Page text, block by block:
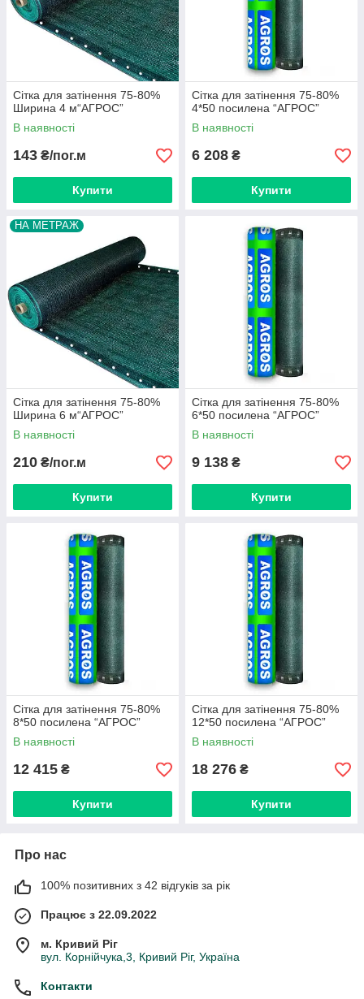
Сітка для затінення 75-80%
Ширина 4 м“AГРОС”
В наявності
143 ₴/пог.м
Купити
Сітка для затінення 75-80%
4*50 посилена “AГРОС”
В наявності
6 208 ₴
Купити
НА МЕТРАЖ
Сітка для затінення 75-80%
Ширина 6 м“AГРОС”
В наявності
210 ₴/пог.м
Купити
Сітка для затінення 75-80%
6*50 посилена “AГРОС”
В наявності
9 138 ₴
Купити
Сітка для затінення 75-80%
8*50 посилена “AГРОС”
В наявності
12 415 ₴
Купити
Сітка для затінення 75-80%
12*50 посилена “AГРОС”
В наявності
18 276 ₴
Купити
Про нас
100% позитивних з 42 відгуків за рік
Працює з 22.09.2022
м. Кривий Ріг
вул. Корнійчука,3, Кривий Ріг, Україна
Контакти